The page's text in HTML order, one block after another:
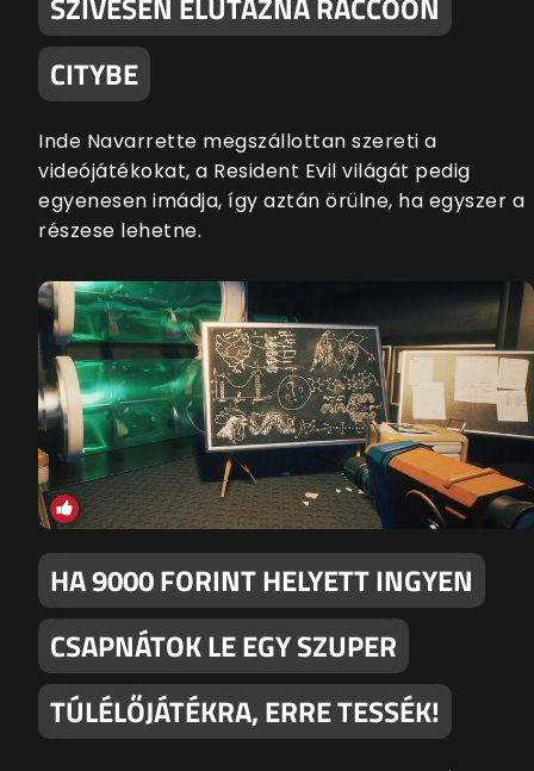
CITYBE
Inde Navarrette megszállottan szereti a
videójátékokat, a Resident Evil világát pedig
egyenesen imádja, így aztán örülne, ha egyszer a
részese lehetne.
HA 9000 FORINT HELYETT INGYEN
CSAPNÁTOK LE EGY SZUPER
TÚLÉLŐJÁTÉKRA, ERRE TESSÉK!